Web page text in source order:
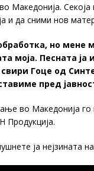
Македонија.
и да сними нов
но мене
моја. Песната ја
Гоце од
пред
во Македонија
Продукција.
ја нејзината